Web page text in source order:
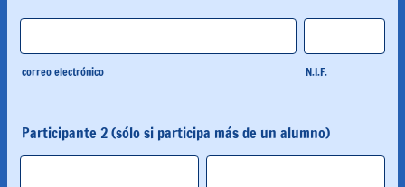
correo electrónico N.I.F.
Participante 2 (sólo si participa más de un alumno)